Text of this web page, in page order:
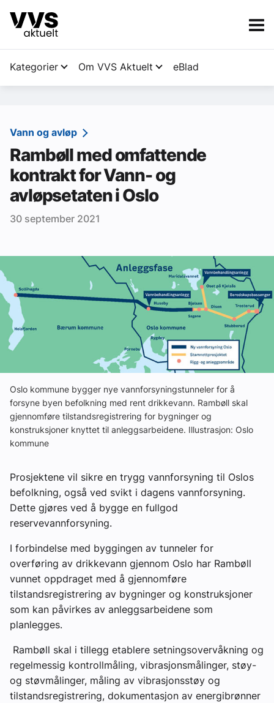
Kategorier Om VVS Aktuelt eBlad
Sanitær
Ventilasjon
Varme og energi
Byggautomasjon
Aktuelle prosjekter
Om VVS Aktuelt
Kontakt oss:
Abonner på fagbladet Byggfakta Nyheter
Annonsere i VVS Aktuelt
Kontakt oss
Tips oss
Vann og avløp
Rambøll med omfattende
kontrakt for Vann- og
avløpsetaten i Oslo
30 september 2021
Oslo kommune bygger nye vannforsyningstunneler for å
forsyne byen befolkning med rent drikkevann. Rambøll skal
gjennomføre tilstandsregistrering for bygninger og
konstruksjoner knyttet til anleggsarbeidene. Illustrasjon: Oslo
kommune
Prosjektene vil sikre en trygg vannforsyning til Oslos
befolkning, også ved svikt i dagens vannforsyning.
Dette gjøres ved å bygge en fullgod
reservevannforsyning.
I forbindelse med byggingen av tunneler for
overføring av drikkevann gjennom Oslo har Rambøll
vunnet oppdraget med å gjennomføre
tilstandsregistrering av bygninger og konstruksjoner
som kan påvirkes av anleggsarbeidene som
planlegges.
Rambøll skal i tillegg etablere setningsovervåkning og
regelmessig kontrollmåling, vibrasjonsmålinger, støy-
og støvmålinger, måling av vibrasjonsstøy og
tilstandsregistrering, dokumentasjon av energibrønner